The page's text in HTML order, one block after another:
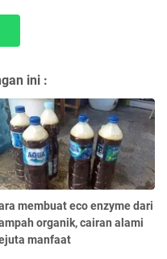
ini :
membuat eco enzyme dari
organik, cairan alami
manfaat